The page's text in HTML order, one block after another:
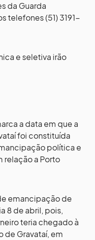
da Guarda
telefones (51) 3191-
e seletiva irão
a data em que a
foi constituída
política e
relação a Porto
emancipação de
8 de abril, pois,
teria chegado à
de Gravataí, em